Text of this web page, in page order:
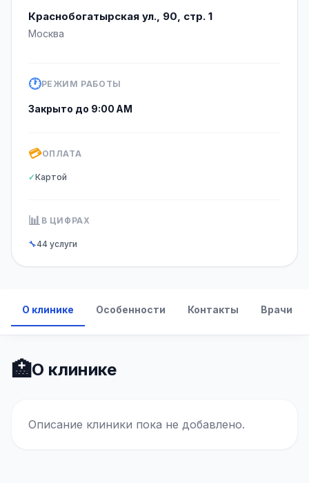
Краснобогатырская ул., 90, стр. 1
Москва
🕐РЕЖИМ РАБОТЫ
Закрыто до 9:00 AM
💳ОПЛАТА
✓Картой
📊 В ЦИФРАХ
🔧44 услуги
О клинике Особенности Контакты Врачи
🏥О клинике
Описание клиники пока не добавлено.